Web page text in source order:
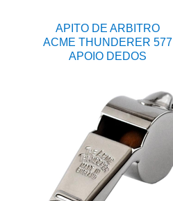
APITO DE ARBITRO
ACME THUNDERER 577
APOIO DEDOS